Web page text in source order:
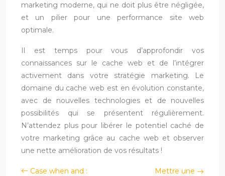
marketing moderne, qui ne doit plus être négligée,
et un pilier pour une performance site web
optimale.
Il est temps pour vous d’approfondir vos
connaissances sur le cache web et de l’intégrer
activement dans votre stratégie marketing. Le
domaine du cache web est en évolution constante,
avec de nouvelles technologies et de nouvelles
possibilités qui se présentent régulièrement.
N’attendez plus pour libérer le potentiel caché de
votre marketing grâce au cache web et observer
une nette amélioration de vos résultats !
Case when and :
Mettre une